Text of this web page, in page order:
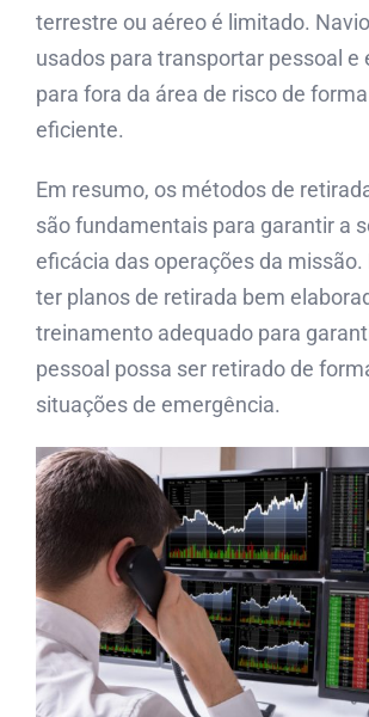
terrestre ou aéreo é limitado.
usados para transportar pessoal e
para fora da área de risco de
eficiente.
Em resumo, os métodos de
são fundamentais para garantir a
eficácia das operações da missão.
ter planos de retirada bem
treinamento adequado para
pessoal possa ser retirado de
situações de emergência.